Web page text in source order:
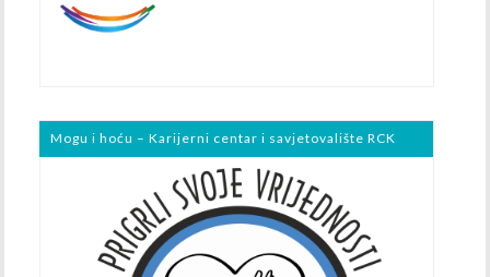
Mogu i hoću – Karijerni centar i savjetovalište RCK